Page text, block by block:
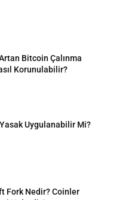
Bitcoin Çalınma
Korunulabilir?
Uygulanabilir Mi?
Fork Nedir? Coinler